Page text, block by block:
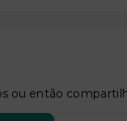
ou então